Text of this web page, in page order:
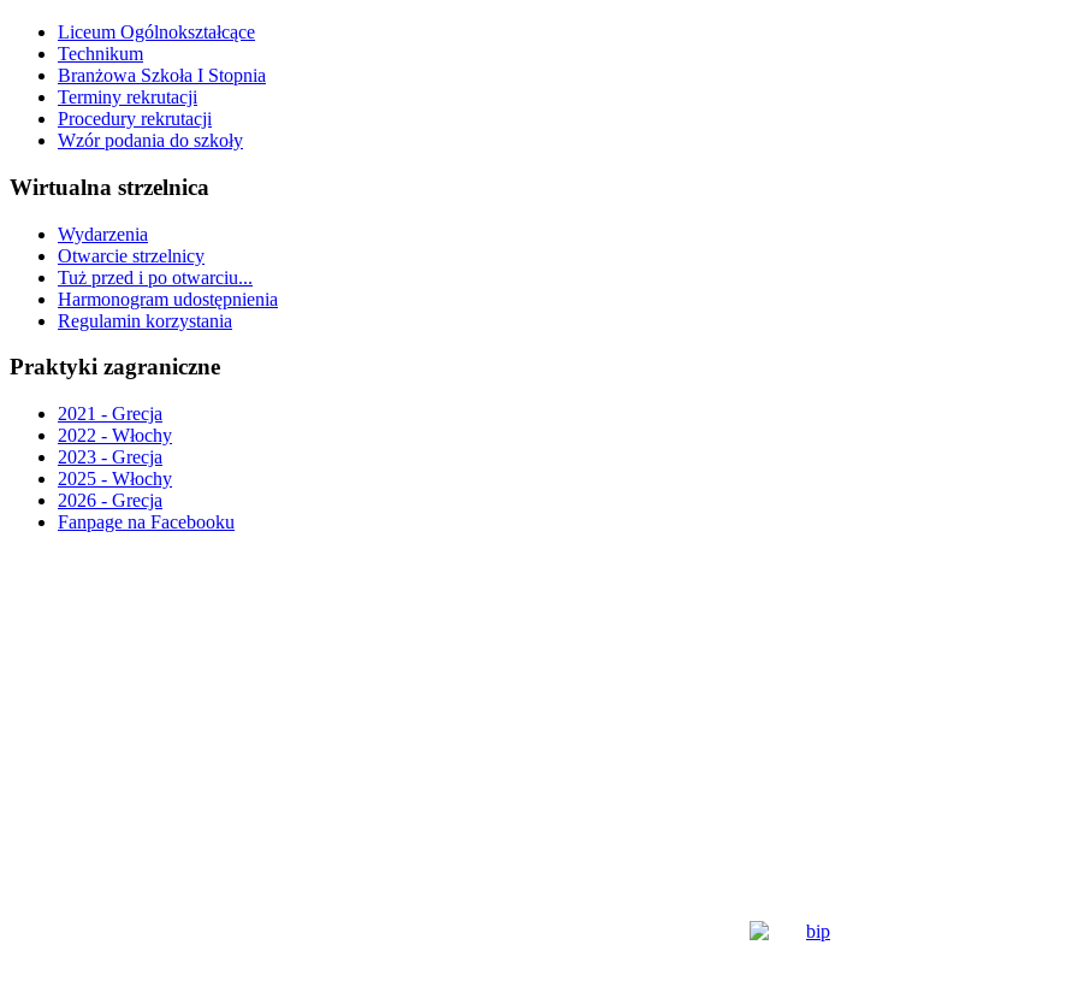
Liceum Ogólnokształcące
Technikum
Branżowa Szkoła I Stopnia
Terminy rekrutacji
Procedury rekrutacji
Wzór podania do szkoły
Wirtualna strzelnica
Wydarzenia
Otwarcie strzelnicy
Tuż przed i po otwarciu...
Harmonogram udostępnienia
Regulamin korzystania
Praktyki zagraniczne
2021 - Grecja
2022 - Włochy
2023 - Grecja
2025 - Włochy
2026 - Grecja
Fanpage na Facebooku